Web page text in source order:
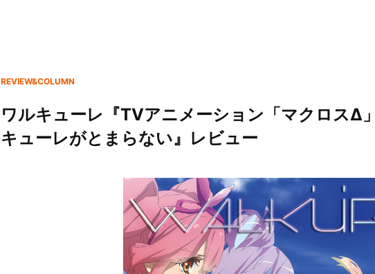
REVIEW&COLUMN
ワルキューレ『TVアニメーション「マクロス
キューレがとまらない』レビュー